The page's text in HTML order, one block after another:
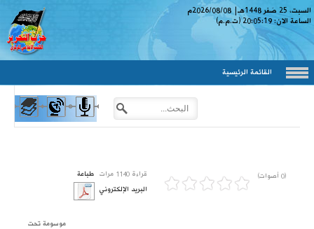
السبت، 25 صَفر 1448 هـ |
2026/08/08م
الساعة الان:20:05:20(ت.م.م)
القائمة الرئيسية
قراءة 1140 مرات
طباعة
البريد الإلكتروني
(0 أصوات)
موسومة تحت